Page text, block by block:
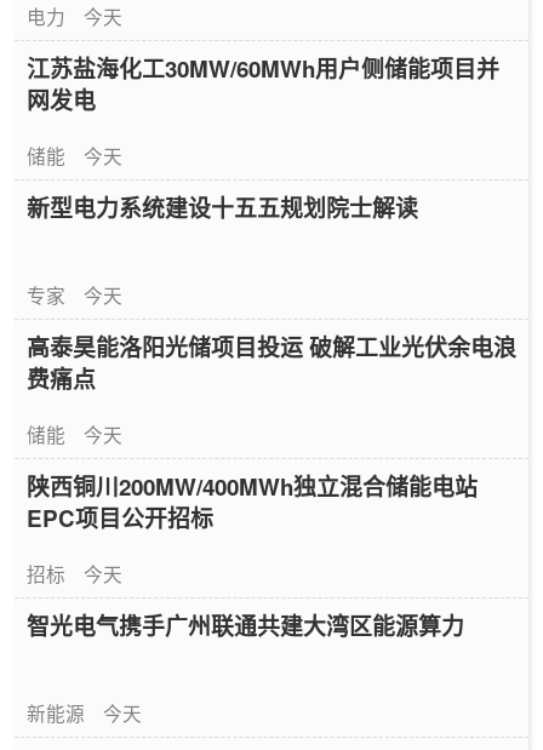
电力 今天
江苏盐海化工30MW/60MWh用户侧储能项目并
网发电
储能 今天
新型电力系统建设十五五规划院士解读
专家 今天
高泰昊能洛阳光储项目投运 破解工业光伏余电浪
费痛点
储能 今天
陕西铜川200MW/400MWh独立混合储能电站
EPC项目公开招标
招标 今天
智光电气携手广州联通共建大湾区能源算力
新能源 今天